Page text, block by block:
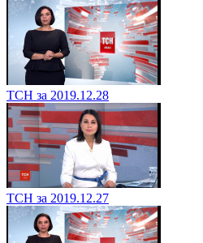
ТСН за 2019.12.28
ТСН за 2019.12.27